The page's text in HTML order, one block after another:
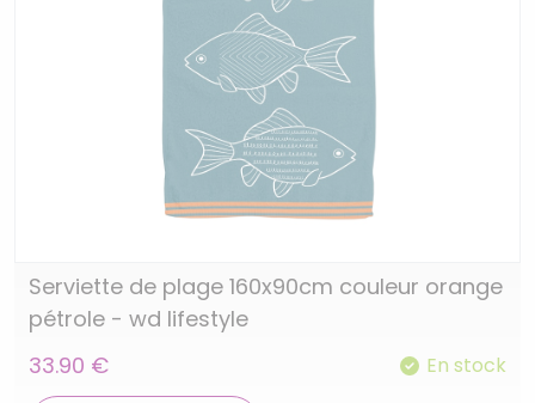
Serviette de plage 160x90cm couleur orange
pétrole - wd lifestyle
33.90 €
En stock